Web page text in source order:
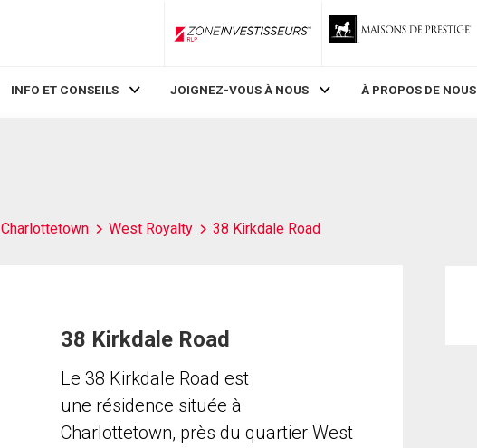
ZoneInvestisseurs RLP
INFO ET CONSEILS JOIGNEZ-VOUS À NOUS À PROPOS DE NOUS
Charlottetown West Royalty 38 Kirkdale Road
38 Kirkdale Road
Le 38 Kirkdale Road est
une résidence située à
Charlottetown, près du quartier West